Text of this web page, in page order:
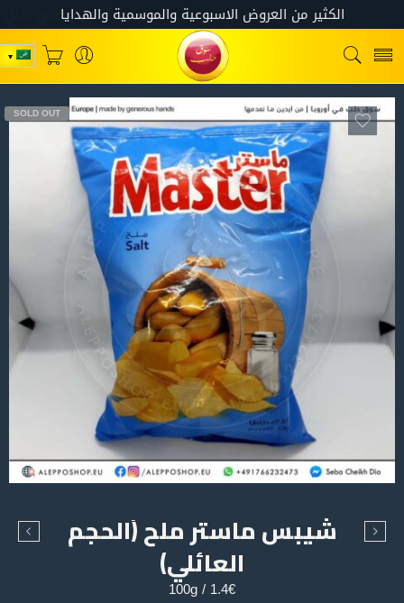
SOLD OUT
شيبس ماستر ملح (الحجم
العائلي)
1.4€ / 100g